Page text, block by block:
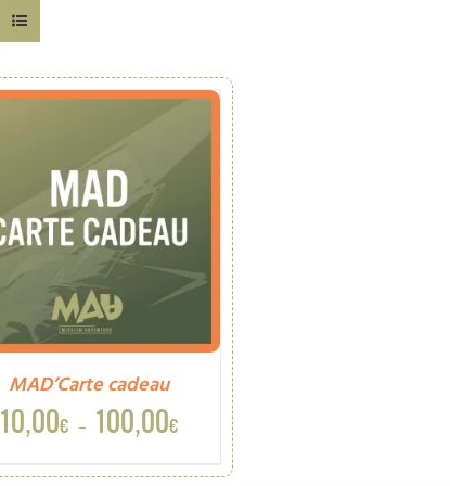
MAD’Carte cadeau
10,00€ – 100,00€de
10,00€